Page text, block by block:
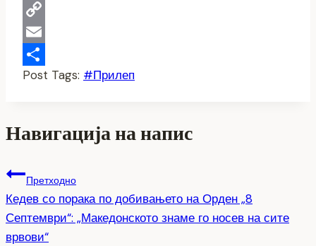
WhatsApp
Copy
Link
Email
Share
Post Tags: #Прилеп
Навигација на напис
Претходно
Кедев со порака по добивањето на Орден „8
Септември“: „Македонското знаме го носев на сите
врвови“